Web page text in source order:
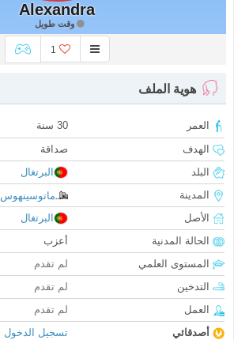
Alexandra
وقت طويل
1
هوية الملف
العمر
30 سنة
الهدف
صداقة
البلد
البرتغال
المدينة
ماتوسينهوس
الأصل
البرتغال
الحالة المدنية
أعزب
المستوى العلمي
لم تقدم
التدخين
لم تقدم
العمل
لم تقدم
أصدقائي
تسجيل الدخول